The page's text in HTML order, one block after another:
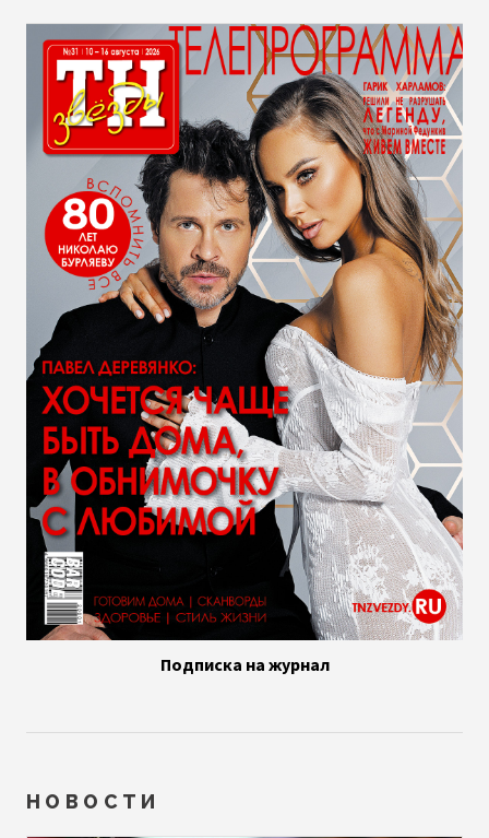
Подписка на журнал
НОВОСТИ